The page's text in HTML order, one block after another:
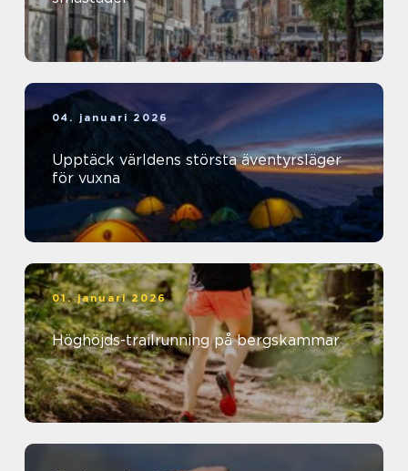
04. januari 2026
Upptäck världens största äventyrsläger
för vuxna
01. januari 2026
Höghöjds-trailrunning på bergskammar